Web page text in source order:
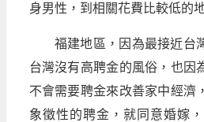
身男性，到相關花費比較低的
福建地區，因為最接近台
台灣沒有高聘金的風俗，也因
不會需要聘金來改善家中經濟
象徵性的聘金，就同意婚嫁